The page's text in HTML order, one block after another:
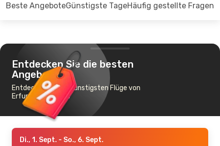
Beste AngeboteGünstigste TageHäufig gestellte Fragen
Entdecken Sie die besten
Angebote
Entdecken Sie die günstigsten Flüge von
Erfurt nach Vilnius
Di., 1. Sept. - So., 6. Sept.